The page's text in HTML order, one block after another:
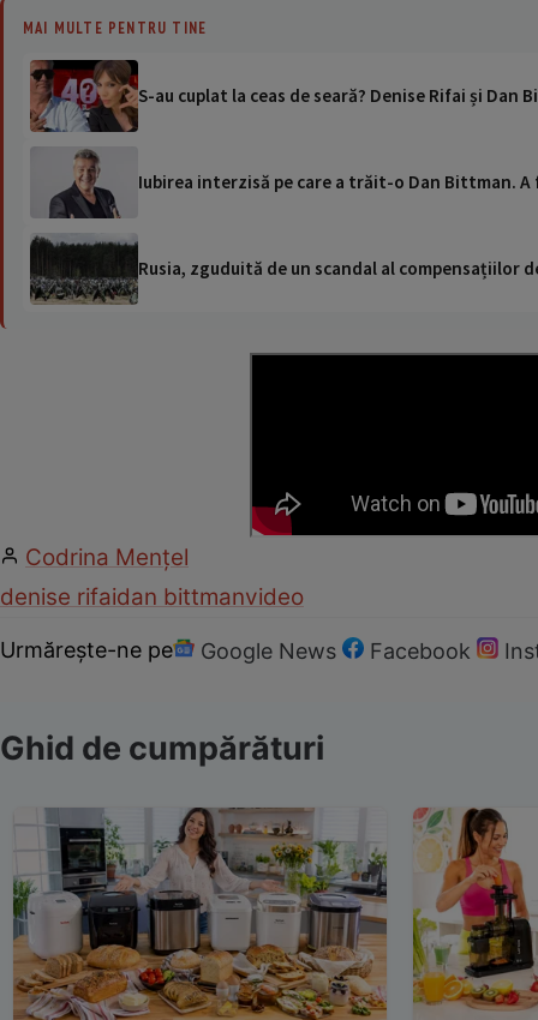
MAI MULTE PENTRU TINE
S-au cuplat la ceas de seară? Denise Rifai și
Iubirea interzisă pe care a trăit-o Dan Bittman.
Rusia, zguduită de un scandal al
Codrina Mențel
denise rifaidan bittmanvideo
Urmărește-ne pe Google News Facebook
Ghid de cumpărături